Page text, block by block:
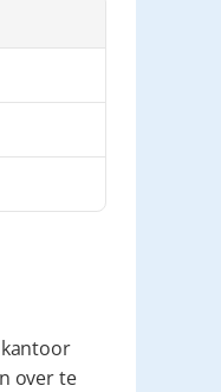
over te